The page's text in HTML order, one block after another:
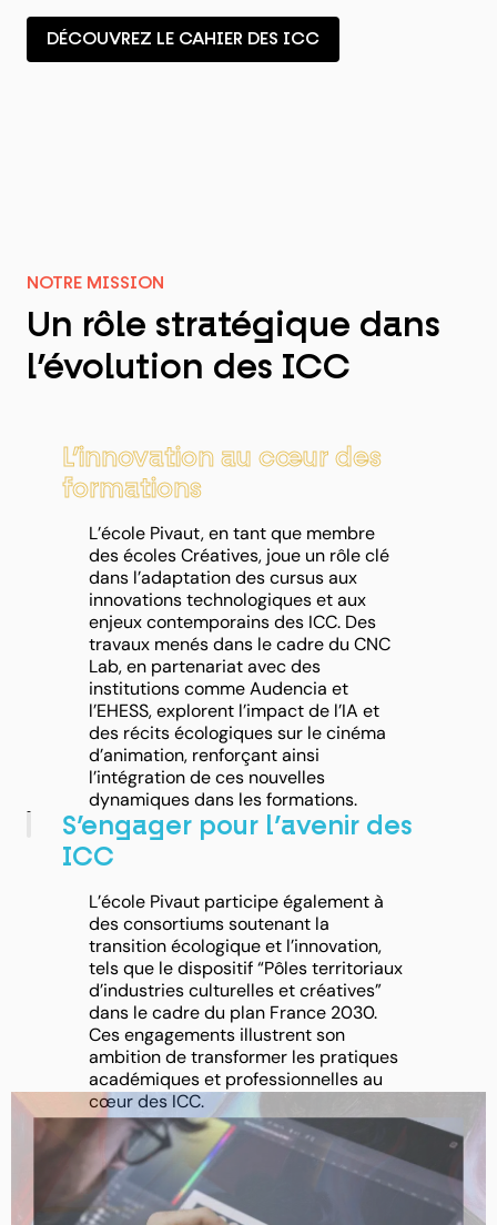
DÉCOUVREZ LE CAHIER DES ICC
NOTRE MISSION
Un rôle stratégique dans
l’évolution des ICC
L’innovation au cœur des
formations
L’école Pivaut, en tant que membre
des écoles Créatives, joue un rôle clé
dans l’adaptation des cursus aux
innovations technologiques et aux
enjeux contemporains des ICC. Des
travaux menés dans le cadre du CNC
Lab, en partenariat avec des
institutions comme Audencia et
l’EHESS, explorent l’impact de l’IA et
des récits écologiques sur le cinéma
d’animation, renforçant ainsi
l’intégration de ces nouvelles
dynamiques dans les formations.
S’engager pour l’avenir des
ICC
L’école Pivaut participe également à
des consortiums soutenant la
transition écologique et l’innovation,
tels que le dispositif “Pôles territoriaux
d’industries culturelles et créatives”
dans le cadre du plan France 2030.
Ces engagements illustrent son
ambition de transformer les pratiques
académiques et professionnelles au
cœur des ICC.